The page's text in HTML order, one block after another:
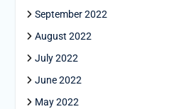
September 2022
August 2022
July 2022
June 2022
May 2022